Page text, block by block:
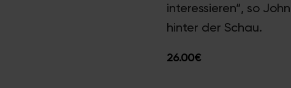
interessieren“, so
hinter der Schau.
26.00€